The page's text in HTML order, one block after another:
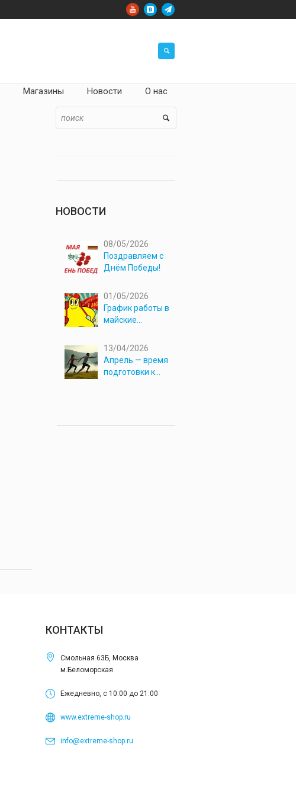
Магазины Новости О нас
НОВОСТИ
08/05/2026
Поздравляем с
Днём Победы!
01/05/2026
График работы в
майские
13/04/2026
Апрель — время
подготовки к
КОНТАКТЫ
Смольная 63Б, Москва
м.Беломорская
Ежедневно, с 10:00 до 21:00
www.extreme-shop.ru
info@extreme-shop.ru